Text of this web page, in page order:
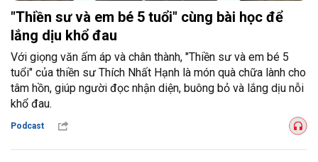
"Thiền sư và em bé 5 tuổi" cùng bài học để
lắng dịu khổ đau
Với giọng văn ấm áp và chân thành, "Thiền sư và em bé 5
tuổi" của thiền sư Thích Nhất Hạnh là món quà chữa lành cho
tâm hồn, giúp người đọc nhận diện, buông bỏ và lắng dịu nỗi
khổ đau.
Podcast